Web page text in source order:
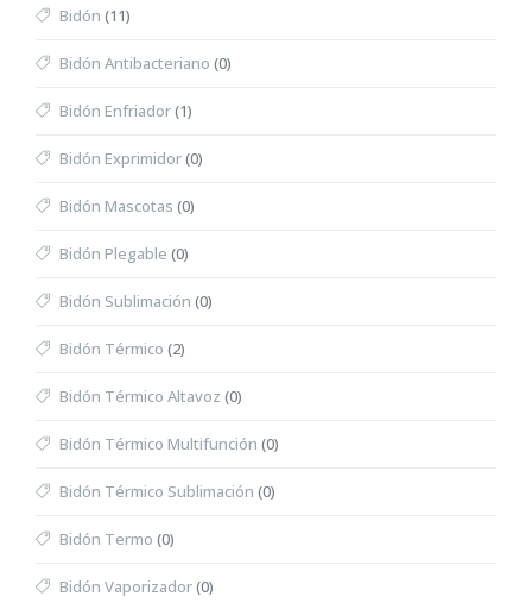
Bidón (11)
Bidón Antibacteriano (0)
Bidón Enfriador(1)
Bidón Exprimidor(0)
Bidón Mascotas (0)
Bidón Plegable (0)
Bidón Sublimación (0)
Bidón Térmico (2)
Bidón Térmico Altavoz (0)
Bidón Térmico Multifunción (0)
Bidón Térmico Sublimación (0)
Bidón Termo (0)
Bidón Vaporizador(0)